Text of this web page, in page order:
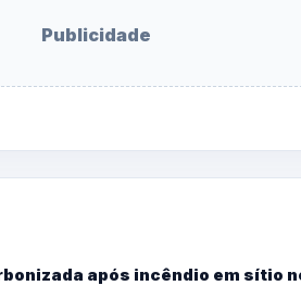
Publicidade
após incêndio em sítio